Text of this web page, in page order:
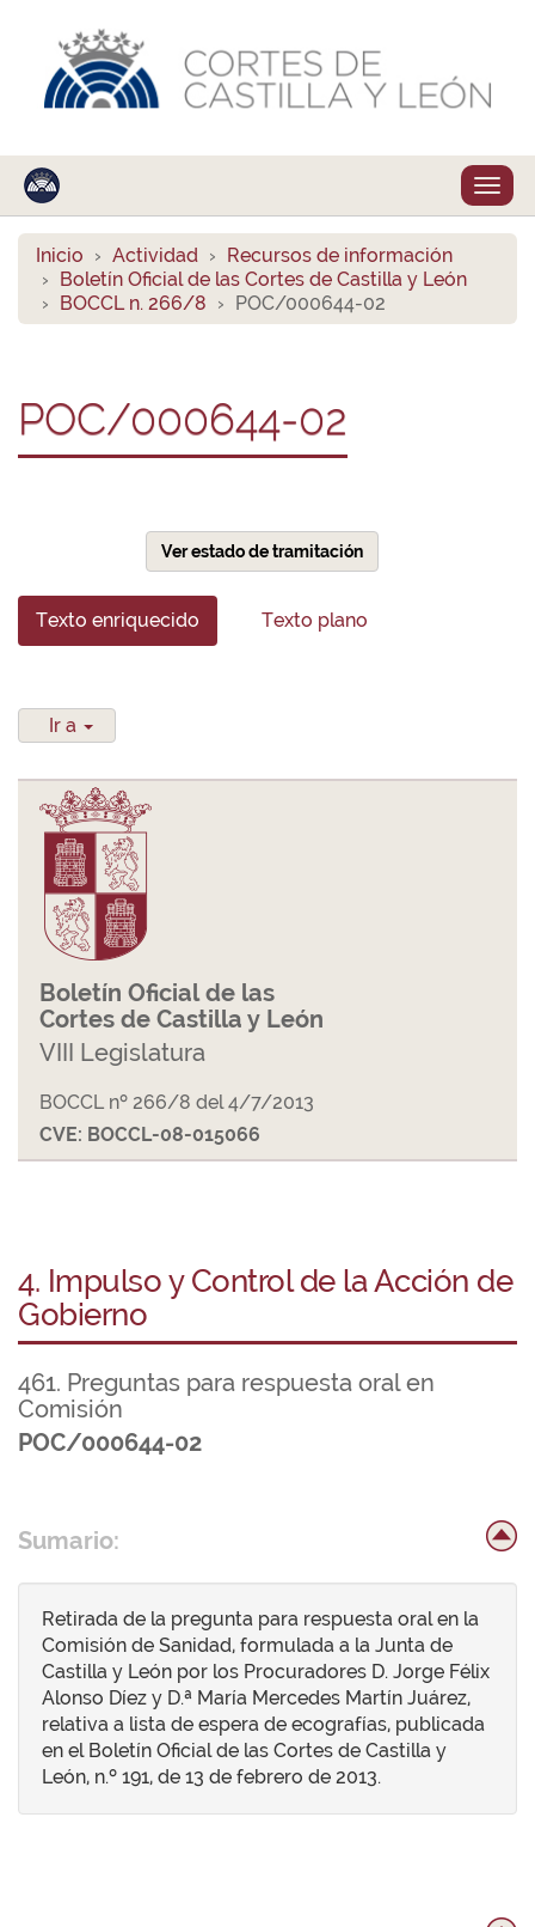
Inicio Actividad
Recursos de información
Boletín Oficial de las Cortes de Castilla y León
BOCCL n. 266/8
POC/000644-02
POC/000644-02
Ver estado de tramitación
Texto enriquecido Texto plano
Ir a
Boletín Oficial de las
Cortes de Castilla y León
VIII Legislatura
BOCCL nº 266/8 del 4/7/2013
CVE: BOCCL-08-015066
4. Impulso y Control de la Acción de
Gobierno
461. Preguntas para respuesta oral en
Comisión
POC/000644-02
Sumario:
Retirada de la pregunta para respuesta oral en la
Comisión de Sanidad, formulada a la Junta de
Castilla y León por los Procuradores D. Jorge Félix
Alonso Díez y D.ª María Mercedes Martín Juárez,
relativa a lista de espera de ecografías, publicada
en el Boletín Oficial de las Cortes de Castilla y
León, n.º 191, de 13 de febrero de 2013.